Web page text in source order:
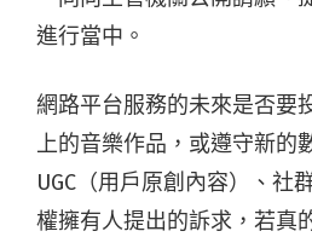
進行當中。
網路平台服務的未來是否要
上的音樂作品，或遵守新的
UGC（用戶原創內容）、社
權擁有人提出的訴求，若真